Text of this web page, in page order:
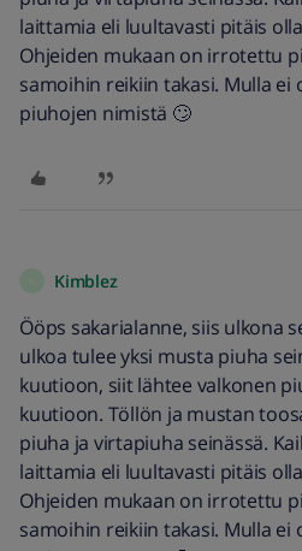
laittamia eli luultavasti pitäis
Ohjeiden mukaan on irrotettu
samoihin reikiin takasi. Mulla ei
piuhojen nimistä 🙄
Kimblez
Ööps sakarialanne, siis ulkona
ulkoa tulee yksi musta piuha
kuutioon, siit lähtee valkonen
kuutioon. Töllön ja mustan
piuha ja virtapiuha seinässä.
laittamia eli luultavasti pitäis
Ohjeiden mukaan on irrotettu
samoihin reikiin takasi. Mulla ei